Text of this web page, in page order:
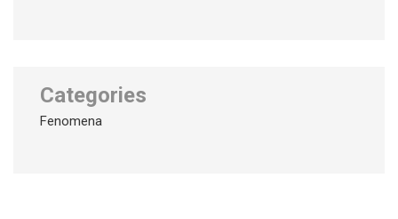
Categories
Fenomena